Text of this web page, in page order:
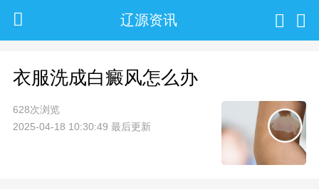
辽源资讯
衣服洗成白癜风怎么办
628次浏览
2025-04-18 10:30:49 最后更新